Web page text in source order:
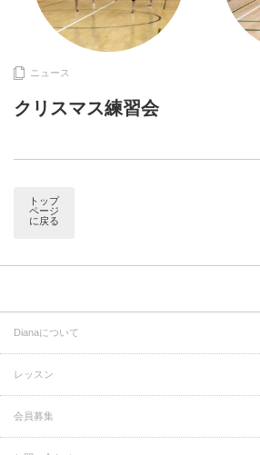
ニュース
クリスマス練習会
トップ
ページ
に戻る
Dianaについて
レッスン
会員募集